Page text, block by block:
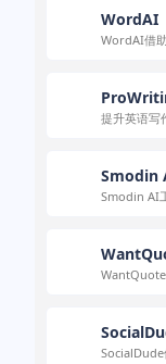
WordAI
WordAI借
提升英语写
Smodin
Smodin AI
SocialDude